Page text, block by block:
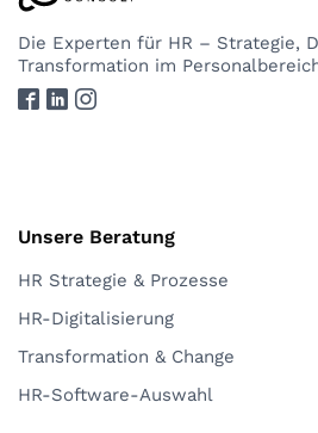
Die Experten für HR – Strategie,
Transformation im
Unsere Beratung
HR Strategie & Prozesse
HR-Digitalisierung
Transformation & Change
HR-Software-Auswahl